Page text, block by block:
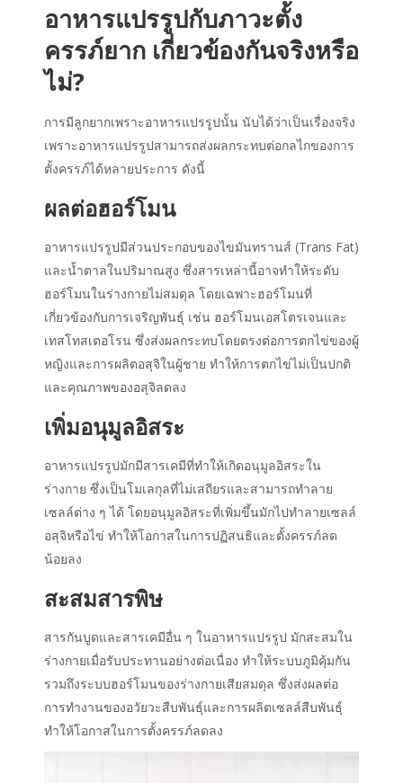
อาหารแปรรูปกับภาวะตั้ง
ครรภ์ยาก เกี่ยวข้องกันจริงหรือ
ไม่?
การมีลูกยากเพราะอาหารแปรรูปนั้น นับได้ว่าเป็นเรื่องจริง
เพราะอาหารแปรรูปสามารถส่งผลกระทบต่อกลไกของการ
ตั้งครรภ์ได้หลายประการ ดังนี้
ผลต่อฮอร์โมน
อาหารแปรรูปมีส่วนประกอบของไขมันทรานส์ (Trans Fat)
และน้ำตาลในปริมาณสูง ซึ่งสารเหล่านี้อาจทำให้ระดับ
ฮอร์โมนในร่างกายไม่สมดุล โดยเฉพาะฮอร์โมนที่
เกี่ยวข้องกับการเจริญพันธุ์ เช่น ฮอร์โมนเอสโตรเจนและ
เทสโทสเตอโรน ซึ่งส่งผลกระทบโดยตรงต่อการตกไข่ของผู้
หญิงและการผลิตอสุจิในผู้ชาย ทำให้การตกไข่ไม่เป็นปกติ
และคุณภาพของอสุจิลดลง
เพิ่มอนุมูลอิสระ
อาหารแปรรูปมักมีสารเคมีที่ทำให้เกิดอนุมูลอิสระใน
ร่างกาย ซึ่งเป็นโมเลกุลที่ไม่เสถียรและสามารถทำลาย
เซลล์ต่าง ๆ ได้ โดยอนุมูลอิสระที่เพิ่มขึ้นมักไปทำลายเซลล์
อสุจิหรือไข่ ทำให้โอกาสในการปฏิสนธิและตั้งครรภ์ลด
น้อยลง
สะสมสารพิษ
สารกันบูดและสารเคมีอื่น ๆ ในอาหารแปรรูป มักสะสมใน
ร่างกายเมื่อรับประทานอย่างต่อเนื่อง ทำให้ระบบภูมิคุ้มกัน
รวมถึงระบบฮอร์โมนของร่างกายเสียสมดุล ซึ่งส่งผลต่อ
การทำงานของอวัยวะสืบพันธุ์และการผลิตเซลล์สืบพันธุ์
ทำให้โอกาสในการตั้งครรภ์ลดลง